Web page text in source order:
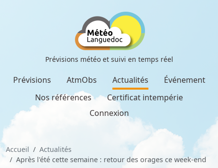
Prévisions météo et suivi en temps réel
Prévisions AtmObs Actualités
Événement
Nos références
Certificat intempérie
Connexion
Accueil
Actualités
Après l'été cette semaine : retour des orages ce week-end